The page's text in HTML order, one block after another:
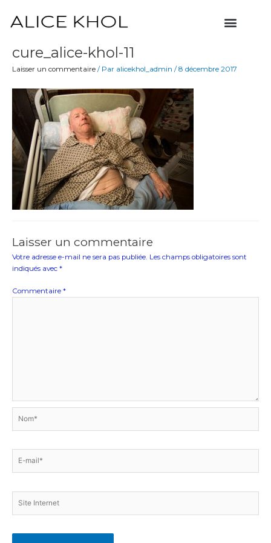
contenu
Menu
cure_alice-khol-11
Laisser un commentaire / Par alicekhol_admin /8 décembre 2017
Laisser un commentaire
Votre adresse e-mail ne sera pas publiée. Les champs obligatoires sont
indiqués avec *
Commentaire *
mail*
Internet